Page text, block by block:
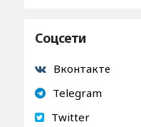
Соцсети
Вконтакте
Telegram
Twitter